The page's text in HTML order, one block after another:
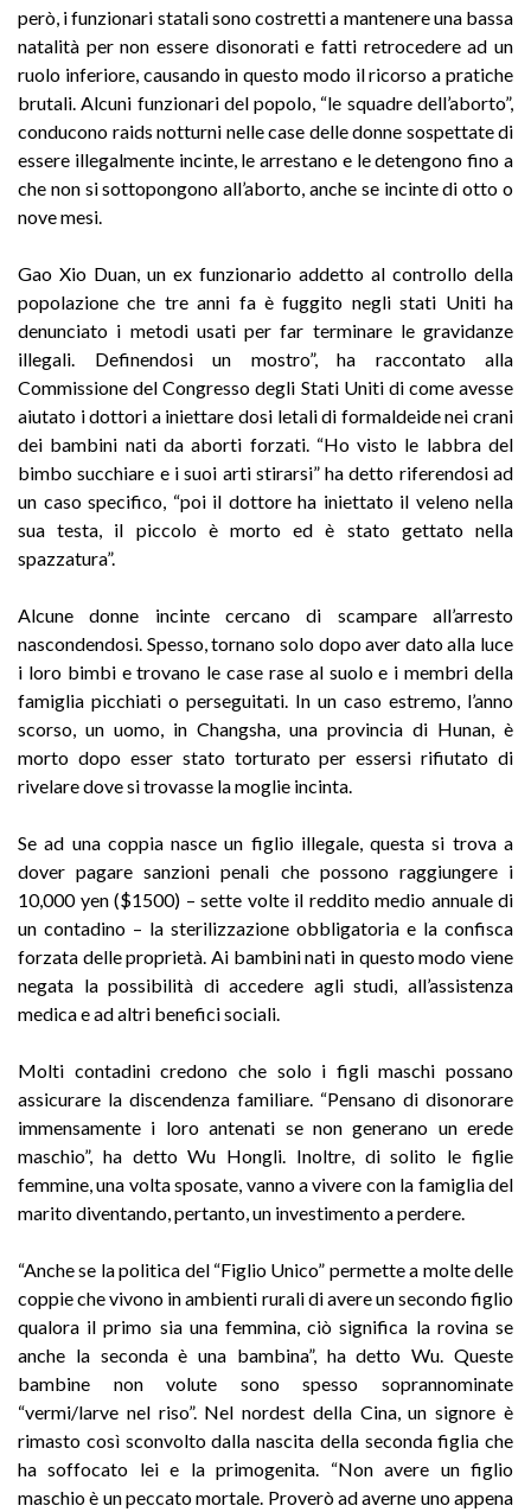
però, i funzionari statali sono costretti a mantenere una bassa
natalità per non essere disonorati e fatti retrocedere ad un
ruolo inferiore, causando in questo modo il ricorso a pratiche
brutali. Alcuni funzionari del popolo, “le squadre dell’aborto”,
conducono raids notturni nelle case delle donne sospettate di
essere illegalmente incinte, le arrestano e le detengono fino a
che non si sottopongono all’aborto, anche se incinte di otto o
nove mesi.
Gao Xio Duan, un ex funzionario addetto al controllo della
popolazione che tre anni fa è fuggito negli stati Uniti ha
denunciato i metodi usati per far terminare le gravidanze
illegali. Definendosi un mostro”, ha raccontato alla
Commissione del Congresso degli Stati Uniti di come avesse
aiutato i dottori a iniettare dosi letali di formaldeide nei crani
dei bambini nati da aborti forzati. “Ho visto le labbra del
bimbo succhiare e i suoi arti stirarsi” ha detto riferendosi ad
un caso specifico, “poi il dottore ha iniettato il veleno nella
sua testa, il piccolo è morto ed è stato gettato nella
spazzatura”.
Alcune donne incinte cercano di scampare all’arresto
nascondendosi. Spesso, tornano solo dopo aver dato alla luce
i loro bimbi e trovano le case rase al suolo e i membri della
famiglia picchiati o perseguitati. In un caso estremo, l’anno
scorso, un uomo, in Changsha, una provincia di Hunan, è
morto dopo esser stato torturato per essersi rifiutato di
rivelare dove si trovasse la moglie incinta.
Se ad una coppia nasce un figlio illegale, questa si trova a
dover pagare sanzioni penali che possono raggiungere i
10,000 yen ($1500) – sette volte il reddito medio annuale di
un contadino – la sterilizzazione obbligatoria e la confisca
forzata delle proprietà. Ai bambini nati in questo modo viene
negata la possibilità di accedere agli studi, all’assistenza
medica e ad altri benefici sociali.
Molti contadini credono che solo i figli maschi possano
assicurare la discendenza familiare. “Pensano di disonorare
immensamente i loro antenati se non generano un erede
maschio”, ha detto Wu Hongli. Inoltre, di solito le figlie
femmine, una volta sposate, vanno a vivere con la famiglia del
marito diventando, pertanto, un investimento a perdere.
“Anche se la politica del “Figlio Unico” permette a molte delle
coppie che vivono in ambienti rurali di avere un secondo figlio
qualora il primo sia una femmina, ciò significa la rovina se
anche la seconda è una bambina”, ha detto Wu. Queste
bambine non volute sono spesso soprannominate
“vermi/larve nel riso”. Nel nordest della Cina, un signore è
rimasto così sconvolto dalla nascita della seconda figlia che
ha soffocato lei e la primogenita. “Non avere un figlio
maschio è un peccato mortale. Proverò ad averne uno appena